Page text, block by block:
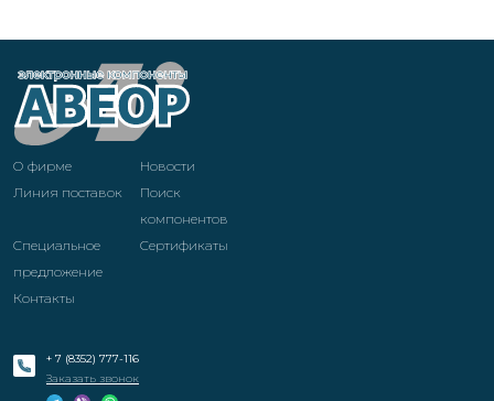
О фирме
Новости
Линия поставок
Поиск
компонентов
Специальное
предложение
Cертификаты
Контакты
+ 7 (8352) 777-116
Заказать звонок